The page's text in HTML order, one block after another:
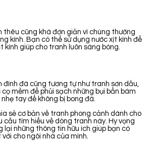
thêu cũng khá đơn giản vì chúng thường
kính. Bạn có thể sử dụng nước xịt kính để
kính giúp cho tranh luôn sáng bóng.
đính đá cũng tương tự như tranh sơn dầu,
mềm để phủi sạch những bụi bẩn bám
tay để không bị bong đá.
sẻ cơ bản về tranh phong cảnh dành cho
cầu tìm hiểu về dòng tranh này. Hy vọng
lại những thông tin hữu ích giúp bạn có
cho ngôi nhà của mình.